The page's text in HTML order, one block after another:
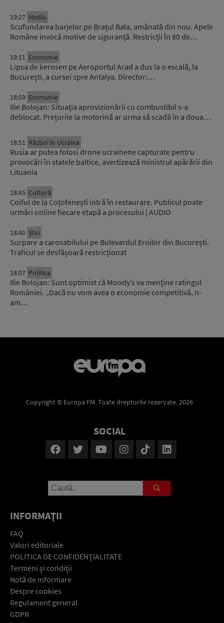
19:27 Mediu
Scufundarea barjelor pe Brațul Bala, amânată din nou. Apele
Române invocă motive de siguranță. Restricții în 80 de…
19:11 Economie
Lipsa de kerosen pe Aeroportul Arad a dus la o escală, la
București, a cursei spre Antalya. Director:…
18:59 Economie
Ilie Bolojan: Situaţia aprovizionării cu combustibil s-a
deblocat. Prețurile la motorină ar urma să scadă în a doua…
18:51 Război în Ucraina
Rusia ar putea folosi drone ucrainene capturate pentru
provocări în statele baltice, avertizează ministrul apărării din
Lituania
18:45 Cultură
Coiful de la Coțofenești intră în restaurare. Publicul poate
urmări online fiecare etapă a procesului | AUDIO
18:40 Știri
Surpare a carosabilului pe Bulevardul Eroilor din București.
Traficul se desfășoară restricționat
18:07 Politica
Ilie Bolojan: Sunt optimist că Moody’s va menține ratingul
României. „Dacă nu vom avea o economie competitivă, n-
am…
Copyright © Europa FM. Toate drepturile rezervate. 2026
SOCIAL
INFORMAŢII
FAQ
Valori editoriale
POLITICA DE CONFIDENŢIALITATE
Termeni şi condiţii
Notă de Informare
Despre cookies
Regulament general
GDPR